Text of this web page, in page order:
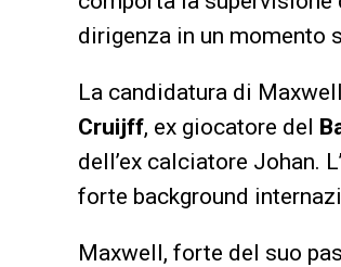
dirigenza in un momento
La candidatura di
Cruijff, ex giocatore del
dell’ex calciatore Johan.
forte background
Maxwell, forte del suo